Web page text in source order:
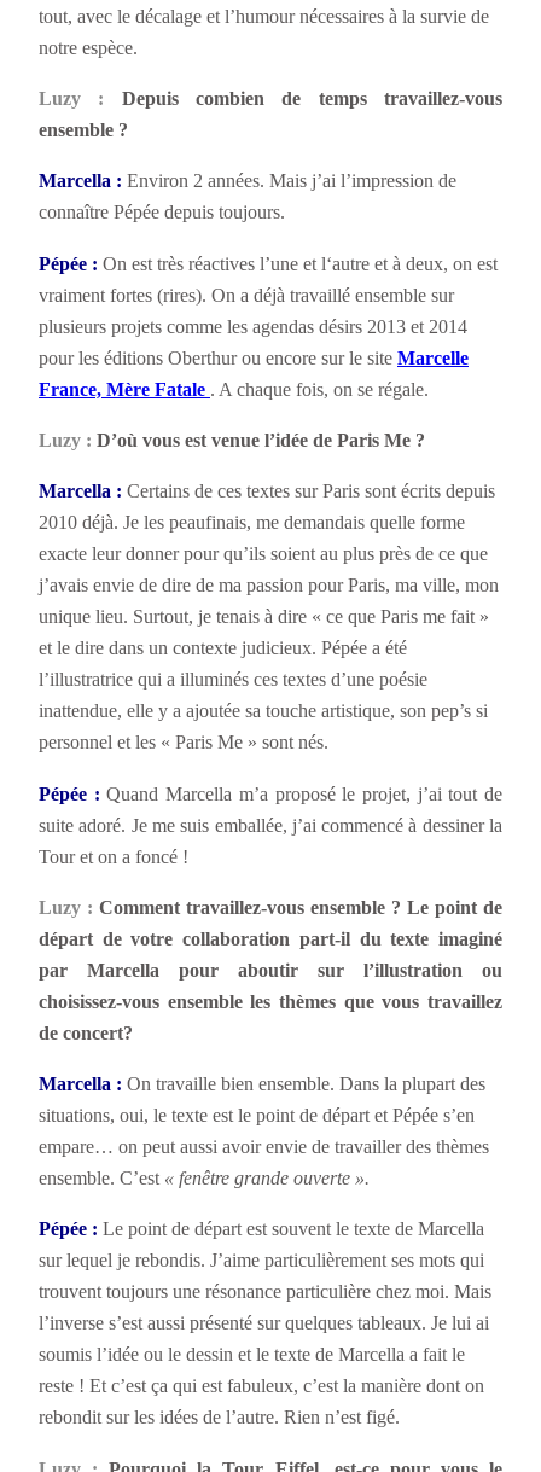
tout, avec le décalage et l’humour nécessaires à la survie de
notre espèce.
Luzy :
Depuis combien de temps travaillez-vous
ensemble ?
Marcella : Environ 2 années. Mais j’ai l’impression de
connaître Pépée depuis toujours.
Pépée : On est très réactives l’une et l‘autre et à deux, on est
vraiment fortes (rires). On a déjà travaillé ensemble sur
plusieurs projets comme les agendas désirs 2013 et 2014
pour les éditions Oberthur ou encore sur le site Marcelle
France, Mère Fatale . A chaque fois, on se régale.
Luzy : D’où vous est venue l’idée de Paris Me ?
Marcella : Certains de ces textes sur Paris sont écrits depuis
2010 déjà. Je les peaufinais, me demandais quelle forme
exacte leur donner pour qu’ils soient au plus près de ce que
j’avais envie de dire de ma passion pour Paris, ma ville, mon
unique lieu. Surtout, je tenais à dire « ce que Paris me fait »
et le dire dans un contexte judicieux. Pépée a été
l’illustratrice qui a illuminés ces textes d’une poésie
inattendue, elle y a ajoutée sa touche artistique, son pep’s si
personnel et les « Paris Me » sont nés.
Pépée : Quand Marcella m’a proposé le projet, j’ai tout de
suite adoré. Je me suis emballée, j’ai commencé à dessiner la
Tour et on a foncé !
Luzy : Comment travaillez-vous ensemble ? Le point de
départ de votre collaboration part-il du texte imaginé
par Marcella pour aboutir sur l’illustration ou
choisissez-vous ensemble les thèmes que vous travaillez
de concert?
Marcella : On travaille bien ensemble. Dans la plupart des
situations, oui, le texte est le point de départ et Pépée s’en
empare… on peut aussi avoir envie de travailler des thèmes
ensemble. C’est « fenêtre grande ouverte ».
Pépée : Le point de départ est souvent le texte de Marcella
sur lequel je rebondis. J’aime particulièrement ses mots qui
trouvent toujours une résonance particulière chez moi. Mais
l’inverse s’est aussi présenté sur quelques tableaux. Je lui ai
soumis l’idée ou le dessin et le texte de Marcella a fait le
reste ! Et c’est ça qui est fabuleux, c’est la manière dont on
rebondit sur les idées de l’autre. Rien n’est figé.